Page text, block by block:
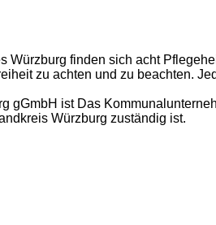
finden sich acht
zu achten und zu beachten.
gGmbH ist Das
Würzburg zuständig ist.